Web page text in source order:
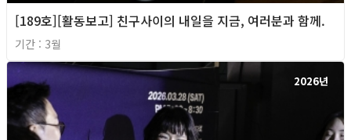
[189호][활동보고] 친구사이의 내일을 지금, 여러분과 함께.
기간 : 3월
2026년